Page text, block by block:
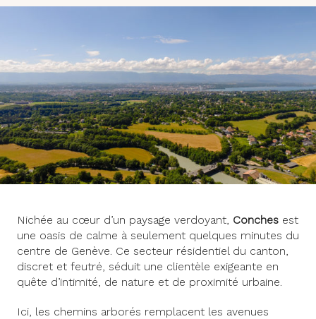
Nichée au cœur d’un paysage verdoyant, Conches est
une oasis de calme à seulement quelques minutes du
centre de Genève. Ce secteur résidentiel du canton,
discret et feutré, séduit une clientèle exigeante en
quête d’intimité, de nature et de proximité urbaine.
Ici, les chemins arborés remplacent les avenues